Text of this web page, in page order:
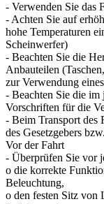
- Verwenden Sie das
- Achten Sie auf
hohe Temperaturen
Scheinwerfer)
- Beachten Sie die
Anbauteilen
zur Verwendung
- Beachten Sie die im
Vorschriften für die
- Beim Transport des
des Gesetzgebers
Vor der Fahrt
- Überprüfen Sie vor
o die korrekte
Beleuchtung,
o den festen Sitz von